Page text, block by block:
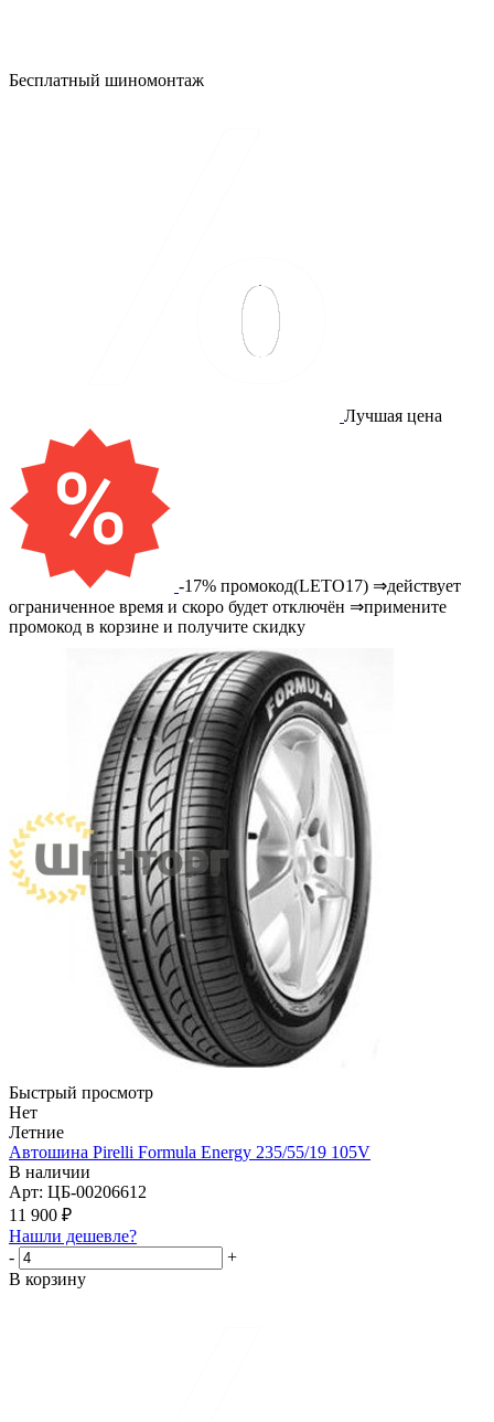
Бесплатный шиномонтаж
Лучшая цена
-17% промокод(LETO17) ⇒действует
ограниченное время и скоро будет отключён ⇒примените
промокод в корзине и получите скидку
Быстрый просмотр
Нет
Летние
Автошина Pirelli Formula Energy 235/55/19 105V
В наличии
Арт: ЦБ-00206612
11 900 ₽
Нашли дешевле?
-
+
В корзину